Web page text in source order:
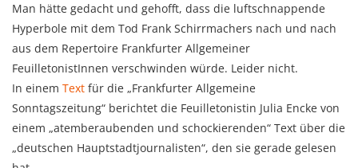
Man hätte gedacht und gehofft, dass die luftschnappende
Hyperbole mit dem Tod Frank Schirrmachers nach und nach
aus dem Repertoire Frankfurter Allgemeiner
FeuilletonistInnen verschwinden würde. Leider nicht.
In einem Text für die „Frankfurter Allgemeine
Sonntagszeitung“ berichtet die Feuilletonistin Julia Encke von
einem „atemberaubenden und schockierenden“ Text über die
„deutschen Hauptstadtjournalisten“, den sie gerade gelesen